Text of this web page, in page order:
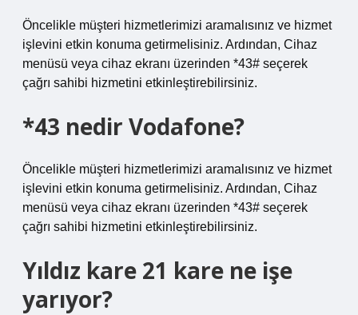
Öncelikle müşteri hizmetlerimizi aramalısınız ve hizmet
işlevini etkin konuma getirmelisiniz. Ardından, Cihaz
menüsü veya cihaz ekranı üzerinden *43# seçerek
çağrı sahibi hizmetini etkinleştirebilirsiniz.
*43 nedir Vodafone?
Öncelikle müşteri hizmetlerimizi aramalısınız ve hizmet
işlevini etkin konuma getirmelisiniz. Ardından, Cihaz
menüsü veya cihaz ekranı üzerinden *43# seçerek
çağrı sahibi hizmetini etkinleştirebilirsiniz.
Yıldız kare 21 kare ne işe
yarıyor?